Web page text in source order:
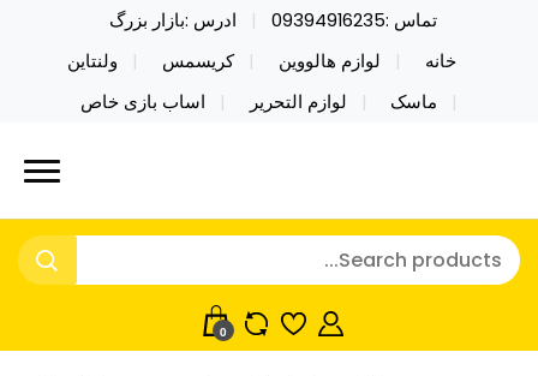
تماس :09394916235
ادرس :بازار بزرگ
خانه
لوازم هالووین کریسمس
ولنتاین
ماسک
لوازم التحریر اساب بازی خاص
نایکر توی فروش عمده لوازم هالووین
ولن تاین کادویی کریسمس اکسسوری
خرید محصولات خاص فیجت اسباب بازی تراول ماگ نایکر
توی فروش عمده لوازم هالووین ولن تاین کادویی
کریسمس اکسسوری ماسک در واردات مستقیم
0